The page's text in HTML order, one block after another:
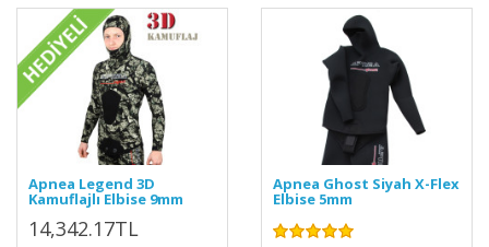
Apnea Legend 3D
Kamuflajlı Elbise 9mm
14,342.17TL
Apnea Ghost Siyah X-Flex
Elbise 5mm